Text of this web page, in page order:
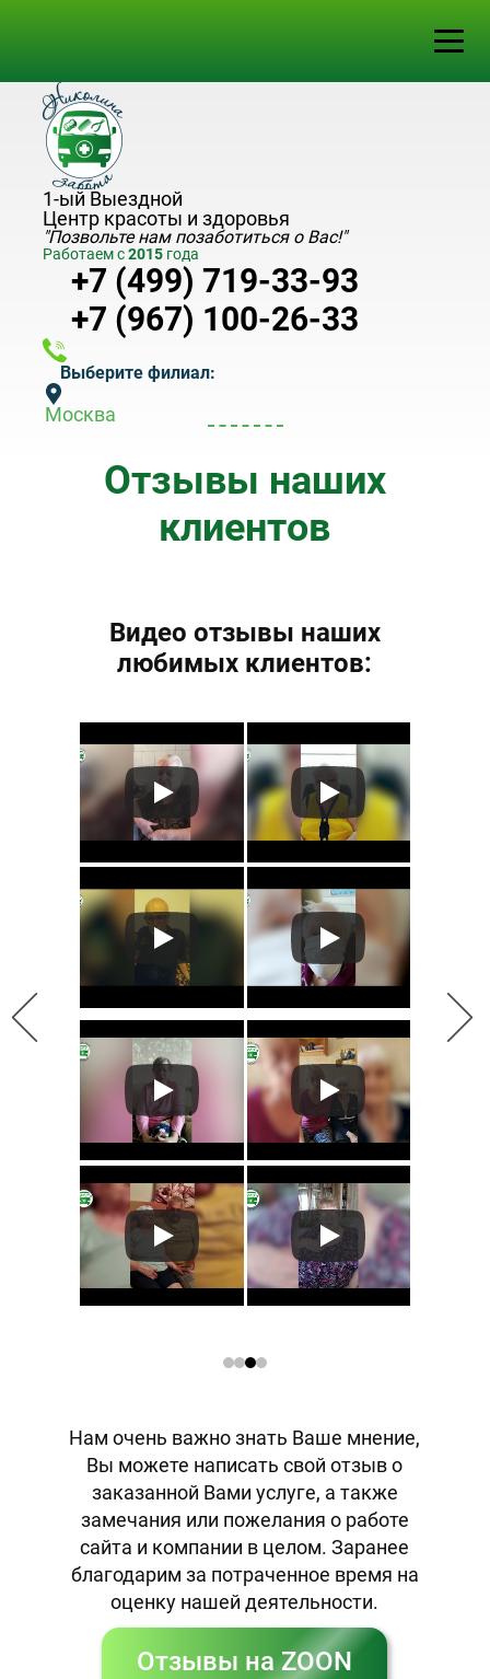
1-ый Выездной
Центр красоты и здоровья
"Позвольте нам позаботиться о Вас!"
Работаем с2015 года
+7 (499) 719-33-93
+7 (967) 100-26-33
Выберите филиал:
Москва
Отзывы наших
клиентов
Видео отзывы наших
любимых клиентов:
Нам очень важно знать Ваше мнение,
Вы можете написать свой отзыв о
заказанной Вами услуге, а также
замечания или пожелания о работе
сайта и компании в целом. Заранее
благодарим за потраченное время на
оценку нашей деятельности.
Отзывы на ZOON